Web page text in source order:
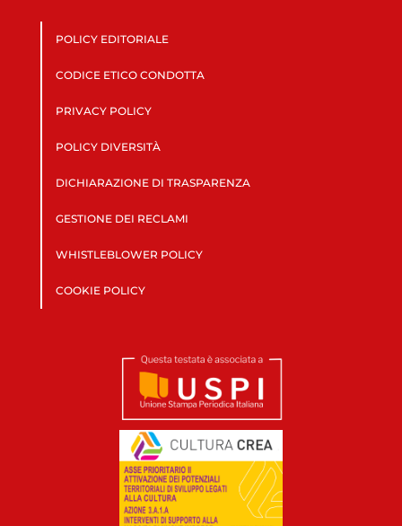
POLICY EDITORIALE
CODICE ETICO CONDOTTA
PRIVACY POLICY
POLICY DIVERSITÀ
DICHIARAZIONE DI TRASPARENZA
GESTIONE DEI RECLAMI
WHISTLEBLOWER POLICY
COOKIE POLICY